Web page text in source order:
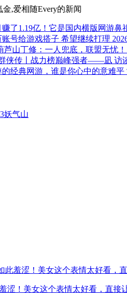
金,爱相随Every的新闻
了1.19亿！它是国内横版网游鼻
号给游戏搭子 希望继续打理
芦山丁修：一人兜底，联盟无忧！
侠传丨战力榜巅峰强者——凪 访
经典网游，谁是你心中的意难平
妖气山
涩！美女这个表情太好看，直接